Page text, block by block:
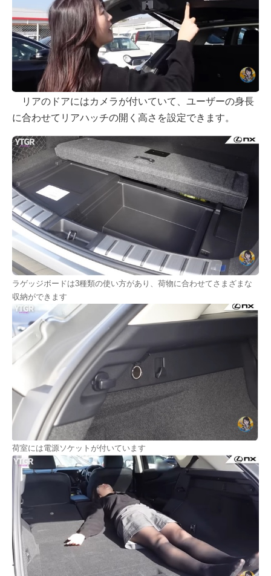
リアのドアにはカメラが付いていて、ユーザーの身長
に合わせてリアハッチの開く高さを設定できます。
ラゲッジボードは3種類の使い方があり、荷物に合わせてさまざまな
収納ができます
荷室には電源ソケットが付いています